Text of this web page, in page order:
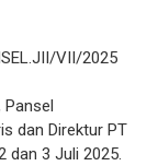
VII/2025
Pansel
dan Direktur PT
dan 3 Juli 2025.